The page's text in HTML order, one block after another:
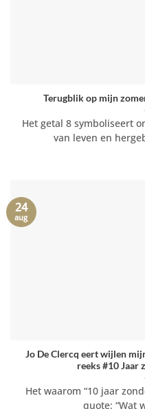
Terugblik op mijn
Het getal 8 symboliseert
van leven en
Jo De Clercq eert wijlen
reeks #10 Jaar
Het waarom “10 jaar
quote: “Wat
24
aug